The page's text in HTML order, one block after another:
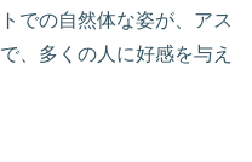
での自然体な姿が、アス
、多くの人に好感を与え